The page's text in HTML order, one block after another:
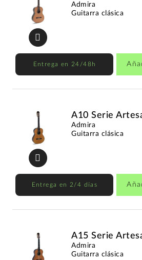
Admira
Guitarra clásica
Entrega en 24/48h
A10 Serie
Admira
Guitarra clásica
Entrega en 2/4 días
A15 Serie
Admira
Guitarra clásica